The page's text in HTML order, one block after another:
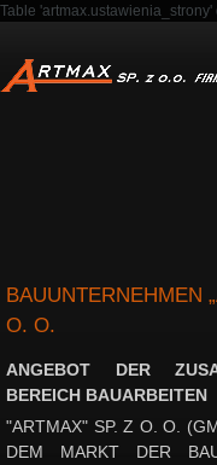
Table 'artmax.ustawienia_strony'
BAUUNTERNEHMEN
O. O.
ANGEBOT DER
BEREICH BAUARBEITEN
"ARTMAX" SP. Z O. O.
DEM MARKT DER